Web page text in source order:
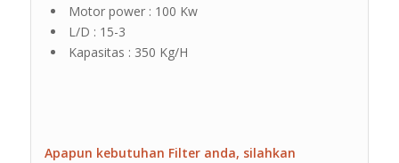
Motor power : 100 Kw
L/D : 15-3
Kapasitas : 350 Kg/H
Apapun kebutuhan Filter anda, silahkan